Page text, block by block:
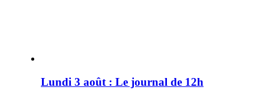
Lundi 3 août : Le journal de 12h